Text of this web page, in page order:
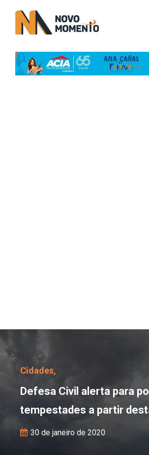
Defesa Civil
Cidades,
Defesa Civil alerta para
tempestades a partir
30 de janeiro de 2020